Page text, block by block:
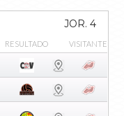
JOR. 4
RESULTADO VISITANTE